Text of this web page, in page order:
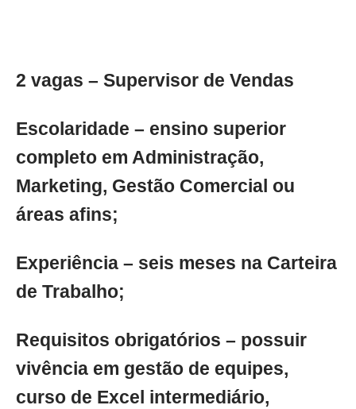
2 vagas – Supervisor de Vendas
Escolaridade – ensino superior
completo em Administração,
Marketing, Gestão Comercial ou
áreas afins;
Experiência – seis meses na Carteira
de Trabalho;
Requisitos obrigatórios – possuir
vivência em gestão de equipes,
curso de Excel intermediário,